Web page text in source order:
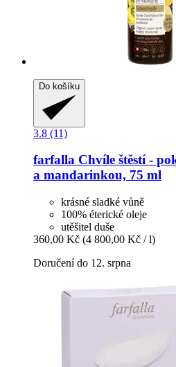
Do košíku
3.8 (11)
farfalla Chvíle štěstí -​
a mandarinkou, 75 ml
krásné sladké vůně
100% éterické oleje
utěšitel duše
360,00 Kč (4 800,00 Kč / l)
Doručení do 12. srpna